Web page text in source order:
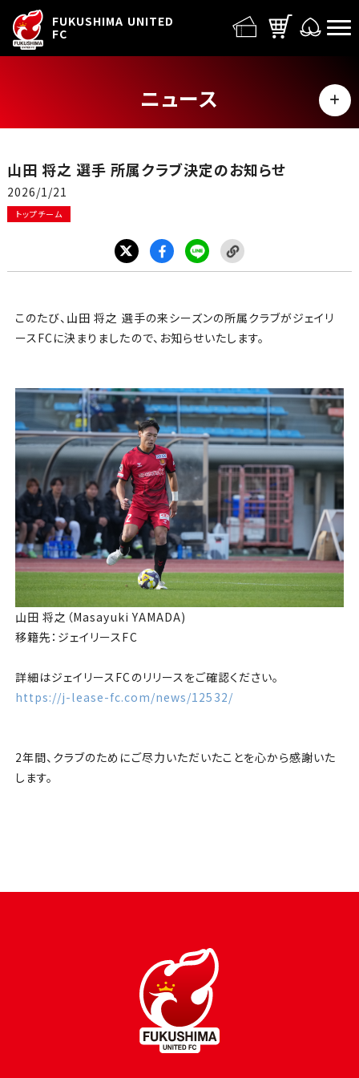
FUKUSHIMA UNITED
FC
ニュース
MENU
イベント
グッズ
アカデミー・スクール
農業部
まちづくり
パートナー
NPO
その他
山田 将之 選手 所属クラブ決定のお知らせ
2026/1/21
トップチーム
このたび、山田 将之 選手の来シーズンの所属クラブがジェイリ
ースFCに決まりましたので、お知らせいたします。
⼭⽥ 将之（Masayuki YAMADA)
移籍先：ジェイリースFC
詳細はジェイリースFCのリリースをご確認ください。
https://j-lease-fc.com/news/12532/
2年間、クラブのためにご尽力いただいたことを心から感謝いた
します。